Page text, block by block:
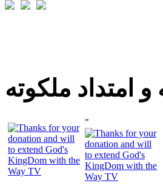
امتداد ملكوته
"